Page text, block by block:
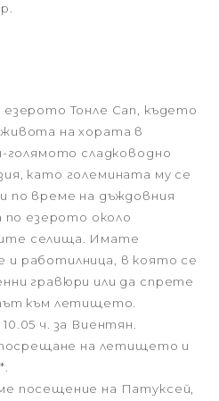
Тонле Сап, където
на хората в
голямото сладководно
като големината му се
по време на дъждовния
по езерото около
селища. Имате
работилница, в която се
гравюри или да спрете
към летището.
ч. за Виентян.
посрещане на летището и
посещение на Патуксей,